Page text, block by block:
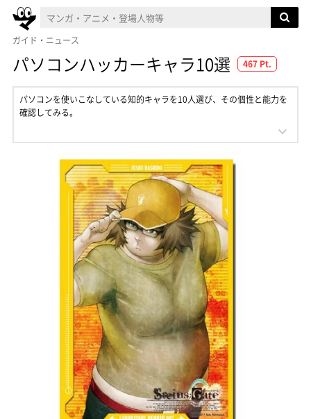
ガイド・ニュース
パソコンハッカーキャラ10選 467 Pt.
パソコンを使いこなしている知的キャラを10人選び、その個性と能力を
確認してみる。